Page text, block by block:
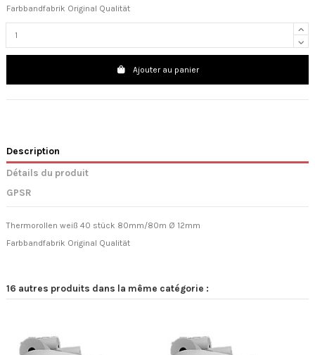
Farbbandfabrik Original Qualität
Ajouter au panier
Description
Détails du produit
GPSR
Thermorollen weiß 40 stück 80mm/80m Ø 12mm
Farbbandfabrik Original Qualität
16 autres produits dans la même catégorie :